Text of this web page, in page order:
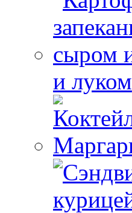
и луком